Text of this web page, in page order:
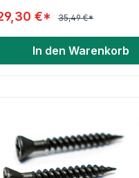
€* 35,49 €*
In den Warenkorb